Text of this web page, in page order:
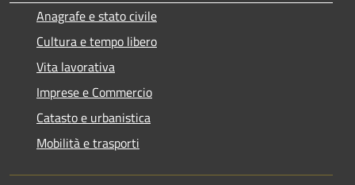
Anagrafe e stato civile
Cultura e tempo libero
Vita lavorativa
Imprese e Commercio
Catasto e urbanistica
Mobilità e trasporti